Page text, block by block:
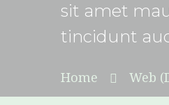
sit amet
tincidunt
Home Web